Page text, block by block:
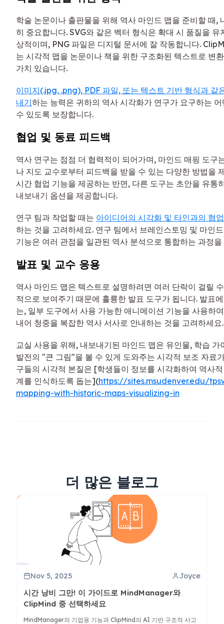
학술 논문이나 출판물을 위해 역사 마인드 맵을 준비할 때,
히 중요합니다. SVG와 같은 벡터 형식은 확대 시 품질을
상적이며, PNG 파일은 디지털 문서에 잘 작동합니다.
는 시각적 맵을 논문이나 책을 위한 구조화된 텍스트로 변
가치 있습니다.
이미지(.jpg, .png), PDF 파일, 또는 텍스트 기반 형식과 같
내기하는 능력은 귀하의 역사 시각화가 연구가 요구하는
수 있도록 보장합니다.
협업 및 동료 피드백
역사 연구는 점점 더 협력적이 되어가며, 마인드 매핑 도구
나 지도 교수로부터 피드백을 받을 수 있는 다양한 방법을
시간 협업 기능을 제공하는 반면, 다른 도구는 초안을 유통
내보내기 옵션을 제공합니다.
연구 팀과 작업할 때는 아이디어의 시각화 및 타인과의 협업
하는 것을 고려하세요. 연구 팀에서 브레인스토밍 및 마인
기능은 여러 관점을 일관된 역사 분석으로 통합하는 과정
발표 및 교수 응용
역사 마인드 맵은 텍스트로 설명하려면 여러 단락이 걸릴
적으로 보여주기 때문에 훌륭한 발표 도구가 됩니다. 발표
는, 일부 도구에서 사용 가능한 애니메이션 기능을 사용하
내어 청중을 복잡한 역사 서사로 안내하는 것을 고려하세요.
교실 사용을 위해, 내보내기된 마인드 맵은 유인물, 학습
발전의 "큰 그림"을 볼 수 있게 도와주는 시각적 보조 자료
구들의 시각적 본질은 [학생들이 정보를 시각화하여 역사
계를 인식하도록 돕는](https://sites.msudenver.edu/
mapping-with-historic-maps-visualizing-in
더 많은 블로그
Nov 5, 2025 Joyce
시간 낭비 그만! 이 가이드로 MindManager와
ClipMind 중 선택하세요
MindManager의 기업용 기능과 ClipMind의 AI 기반 구조적 사고